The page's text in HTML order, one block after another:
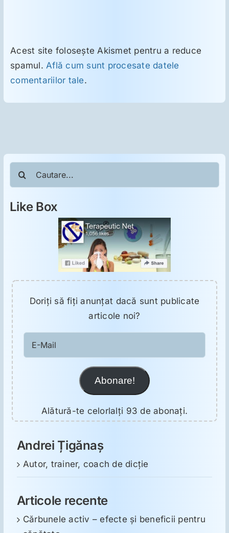
Acest site folosește Akismet pentru a reduce
spamul.Află cum sunt procesate datele
comentariilor tale.
Like Box
Doriţi să fiţi anunţat dacă sunt publicate
articole noi?
Mail
Abonare!
Alătură-te celorlalți 93 de abonați.
Andrei Țigănaș
Autor, trainer, coach de dicție
Articole recente
Cărbunele activ – efecte și beneficii pentru